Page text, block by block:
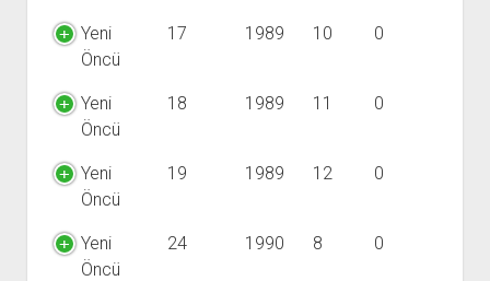
Yeni
Öncü
17 1989 10 0
Yeni
Öncü
18 1989 11 0
Yeni
Öncü
19 1989 12 0
Yeni
Öncü
24 1990 8 0